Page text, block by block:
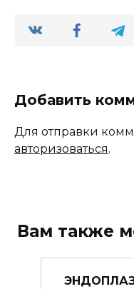
Добавить
Для отправки
авторизоваться.
Вам также